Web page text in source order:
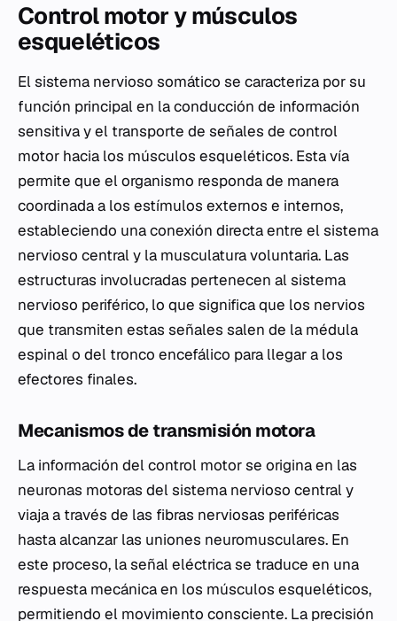
Control motor y músculos
esqueléticos
El sistema nervioso somático se caracteriza por su
función principal en la conducción de información
sensitiva y el transporte de señales de control
motor hacia los músculos esqueléticos. Esta vía
permite que el organismo responda de manera
coordinada a los estímulos externos e internos,
estableciendo una conexión directa entre el sistema
nervioso central y la musculatura voluntaria. Las
estructuras involucradas pertenecen al sistema
nervioso periférico, lo que significa que los nervios
que transmiten estas señales salen de la médula
espinal o del tronco encefálico para llegar a los
efectores finales.
Mecanismos de transmisión motora
La información del control motor se origina en las
neuronas motoras del sistema nervioso central y
viaja a través de las fibras nerviosas periféricas
hasta alcanzar las uniones neuromusculares. En
este proceso, la señal eléctrica se traduce en una
respuesta mecánica en los músculos esqueléticos,
permitiendo el movimiento consciente. La precisión